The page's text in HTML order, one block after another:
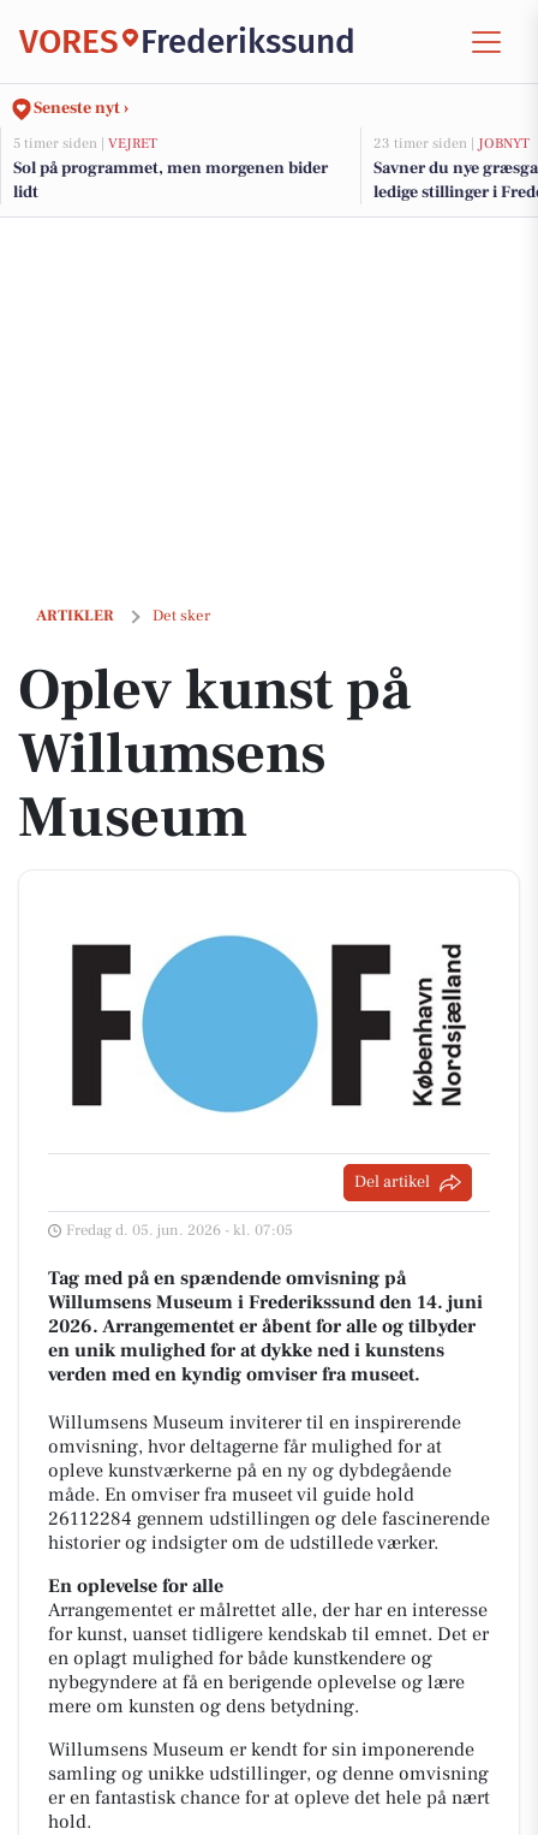
VORES Frederikssund
Seneste nyt ›
5 timer siden | VEJRET
Sol på programmet, men morgenen bider
lidt
23 timer siden | JOBNYT
Savner du nye
ledige stillinger i
ARTIKLER Det sker
Oplev kunst på Willumsens Museum
Oplev kunst på
Willumsens
Museum
Del artikel
Fredag d. 05. jun. 2026 - kl. 07:05
Tag med på en spændende omvisning på
Willumsens Museum i Frederikssund den 14. juni
2026. Arrangementet er åbent for alle og tilbyder
en unik mulighed for at dykke ned i kunstens
verden med en kyndig omviser fra museet.
Willumsens Museum inviterer til en inspirerende
omvisning, hvor deltagerne får mulighed for at
opleve kunstværkerne på en ny og dybdegående
måde. En omviser fra museet vil guide hold
26112284 gennem udstillingen og dele fascinerende
historier og indsigter om de udstillede værker.
En oplevelse for alle
Arrangementet er målrettet alle, der har en interesse
for kunst, uanset tidligere kendskab til emnet. Det er
en oplagt mulighed for både kunstkendere og
nybegyndere at få en berigende oplevelse og lære
mere om kunsten og dens betydning.
Willumsens Museum er kendt for sin imponerende
samling og unikke udstillinger, og denne omvisning
er en fantastisk chance for at opleve det hele på nært
hold.